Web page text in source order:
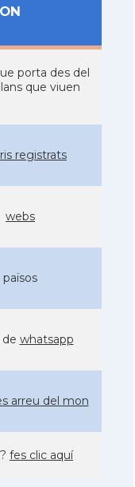
porta des del
que viuen
registrats
webs
països
whatsapp
arreu del mon
fes clic aquí